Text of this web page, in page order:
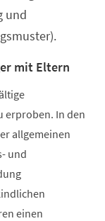
und
mit Eltern
erproben. In den
allgemeinen
und
einen